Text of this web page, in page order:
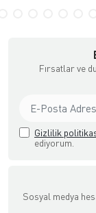
Fırsatlar ve
Gizlilik
ediyorum.
Sosyal medya